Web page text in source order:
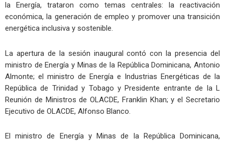
la Energía, trataron como temas centrales: la reactivación
económica, la generación de empleo y promover una transición
energética inclusiva y sostenible.
La apertura de la sesión inaugural contó con la presencia del
ministro de Energía y Minas de la República Dominicana, Antonio
Almonte; el ministro de Energía e Industrias Energéticas de la
República de Trinidad y Tobago y Presidente entrante de la L
Reunión de Ministros de OLACDE, Franklin Khan; y el Secretario
Ejecutivo de OLACDE, Alfonso Blanco.
El ministro de Energía y Minas de la República Dominicana,